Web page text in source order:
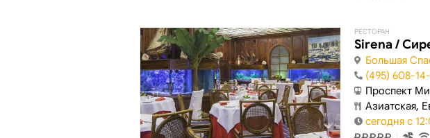
РЕСТОРАН
Sirena /
Большая
(495) 608-
Проспект
Азиатская,
сегодня с